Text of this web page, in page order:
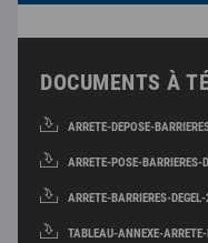
DOCUMENTS À
ARRETE-DEPOSE-
ARRETE-POSE-
ARRETE-BARRIERES-
TABLEAU-ANNEXE-